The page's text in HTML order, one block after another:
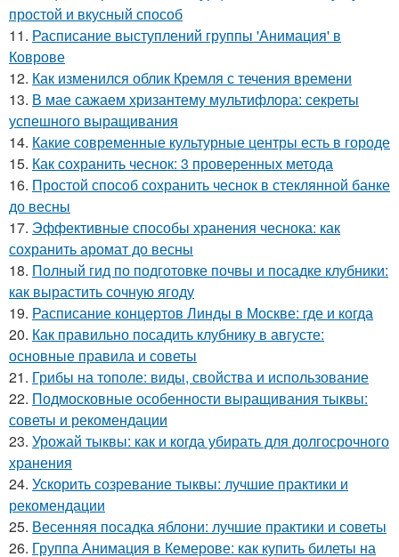
простой и вкусный способ
11. Расписание выступлений группы 'Анимация' в
Коврове
12. Как изменился облик Кремля с течения времени
13. В мае сажаем хризантему мультифлора: секреты
успешного выращивания
14. Какие современные культурные центры есть в городе
15. Как сохранить чеснок: 3 проверенных метода
16. Простой способ сохранить чеснок в стеклянной банке
до весны
17. Эффективные способы хранения чеснока: как
сохранить аромат до весны
18. Полный гид по подготовке почвы и посадке клубники:
как вырастить сочную ягоду
19. Расписание концертов Линды в Москве: где и когда
20. Как правильно посадить клубнику в августе:
основные правила и советы
21. Грибы на тополе: виды, свойства и использование
22. Подмосковные особенности выращивания тыквы:
советы и рекомендации
23. Урожай тыквы: как и когда убирать для долгосрочного
хранения
24. Ускорить созревание тыквы: лучшие практики и
рекомендации
25. Весенняя посадка яблони: лучшие практики и советы
26. Группа Анимация в Кемерове: как купить билеты на